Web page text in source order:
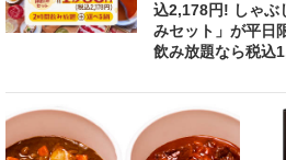
込2,178円! しゃぶ
みセット」が平日
飲み放題なら税込